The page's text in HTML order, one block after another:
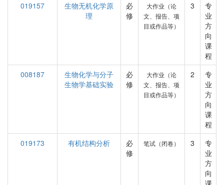
019157
生物无机化学原
理
必
修
大作业（论
文、报告、项
目或作品等）
3
专
业
方
向
课
程
008187
生物化学与分子
生物学基础实验
必
修
大作业（论
文、报告、项
目或作品等）
2
专
业
方
向
课
程
019173
有机结构分析
必
修
笔试（闭卷） 3
专
业
方
向
课